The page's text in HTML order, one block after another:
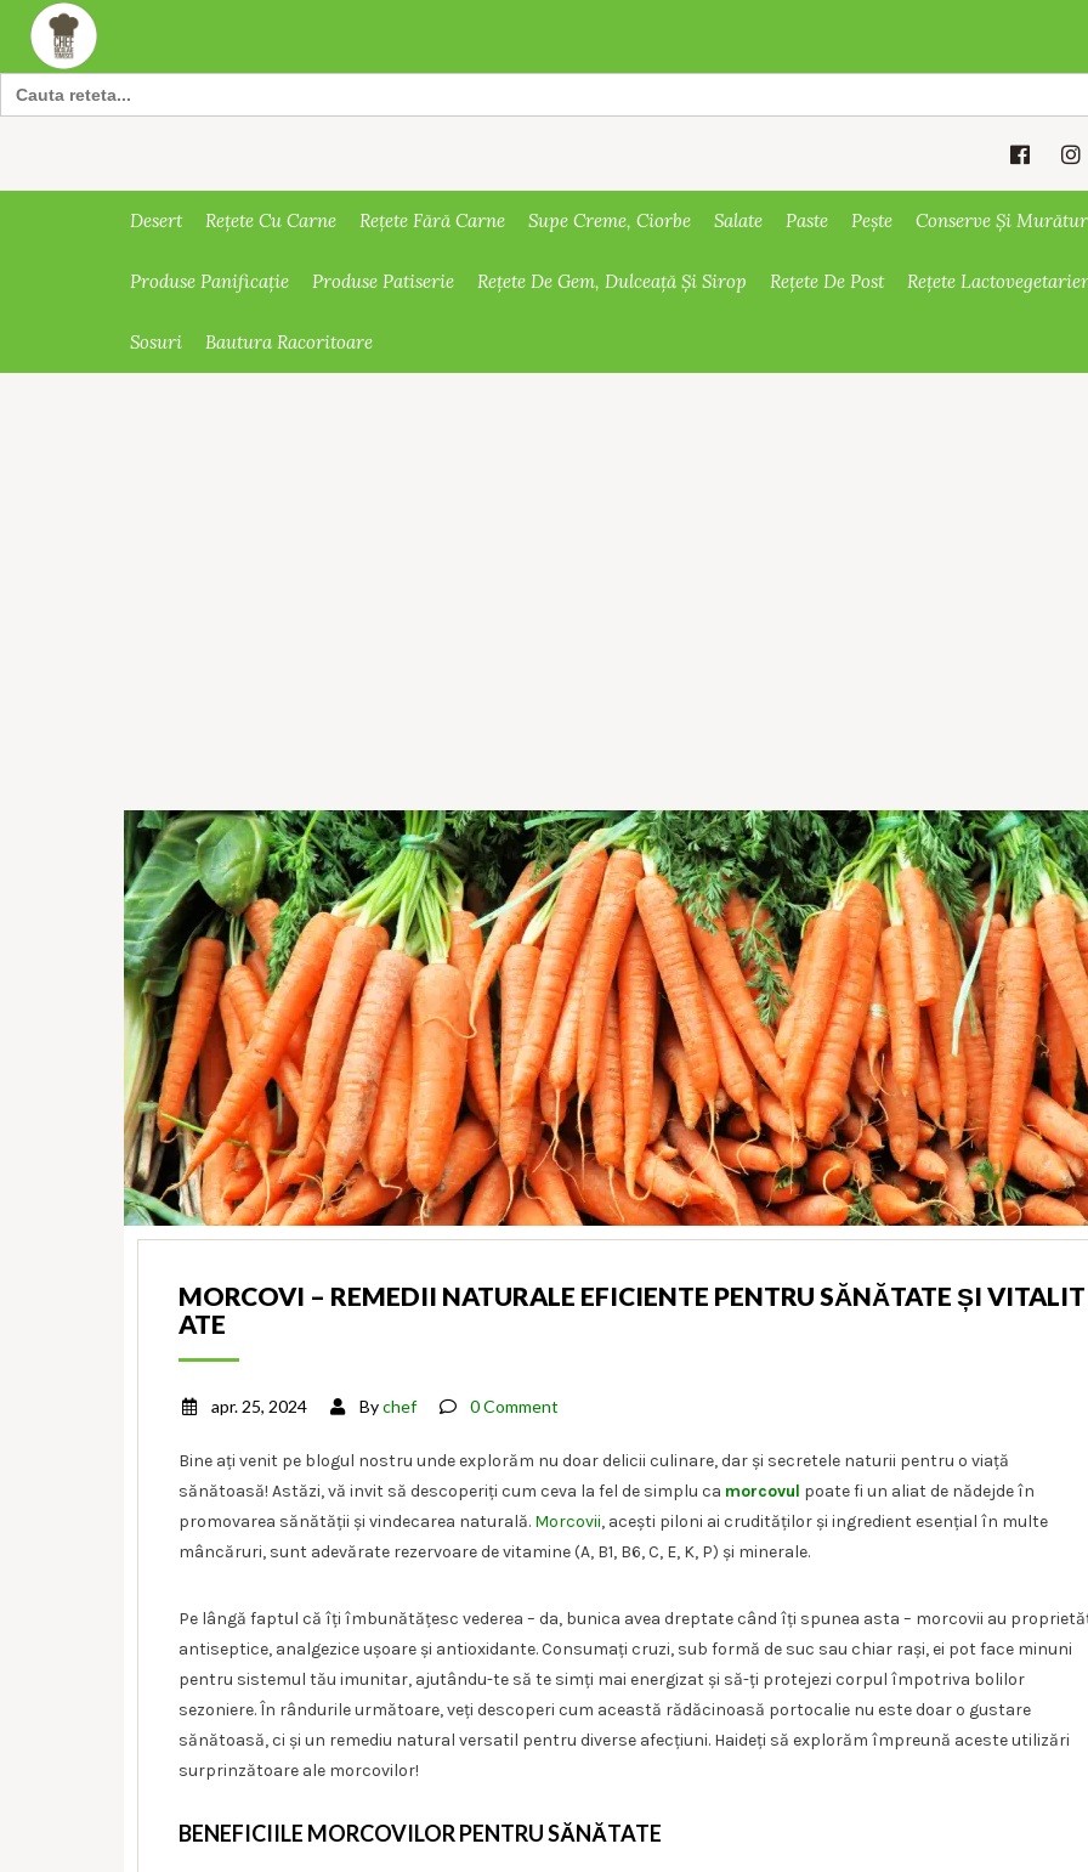
Search
for:
Desert Rețete Cu Carne Rețete Fără Carne Supe Creme, Ciorbe Salate Paste Pește Conserve Și
Produse Panificație Produse Patiserie Rețete De Gem, Dulceață Și Sirop Rețete De Post Rețete
Sosuri Bautura Racoritoare
MORCOVI – REMEDII NATURALE EFICIENTE PENTRU SĂNĂTATE ȘI VITALIT
ATE
apr. 25, 2024 Bychef 0 Comment
Bine ați venit pe blogul nostru unde explorăm nu doar delicii culinare, dar și secretele naturii pentru o viață
sănătoasă! Astăzi, vă invit să descoperiți cum ceva la fel de simplu ca morcovul poate fi un aliat de nădejde în
promovarea sănătății și vindecarea naturală. Morcovii, acești piloni ai crudităților și ingredient esențial în multe
mâncăruri, sunt adevărate rezervoare de vitamine (A, B1, B6, C, E, K, P) și minerale.
Pe lângă faptul că îți îmbunătățesc vederea – da, bunica avea dreptate când îți spunea asta – morcovii au
antiseptice, analgezice ușoare și antioxidante. Consumați cruzi, sub formă de suc sau chiar rași, ei pot face minuni
pentru sistemul tău imunitar, ajutându-te să te simți mai energizat și să-ți protejezi corpul împotriva bolilor
sezoniere. În rândurile următoare, veți descoperi cum această rădăcinoasă portocalie nu este doar o gustare
sănătoasă, ci și un remediu natural versatil pentru diverse afecțiuni. Haideți să explorăm împreună aceste utilizări
surprinzătoare ale morcovilor!
BENEFICIILE MORCOVILOR PENTRU SĂNĂTATE